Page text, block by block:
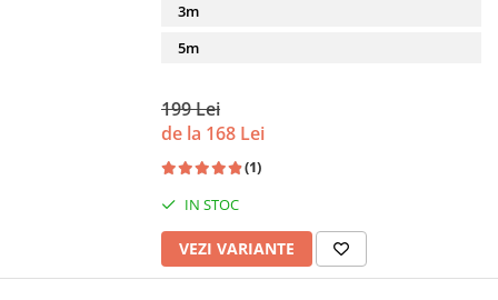
3m
5m
199 Lei
de la 168 Lei
(1)
IN STOC
VEZI VARIANTE